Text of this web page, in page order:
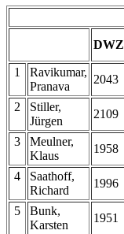
DWZ
1
Ravikumar,
Pranava
2043
2
Stiller,
Jürgen
2109
3
Meulner,
Klaus
1958
4
Saathoff,
Richard
1996
5
Bunk,
Karsten
1951